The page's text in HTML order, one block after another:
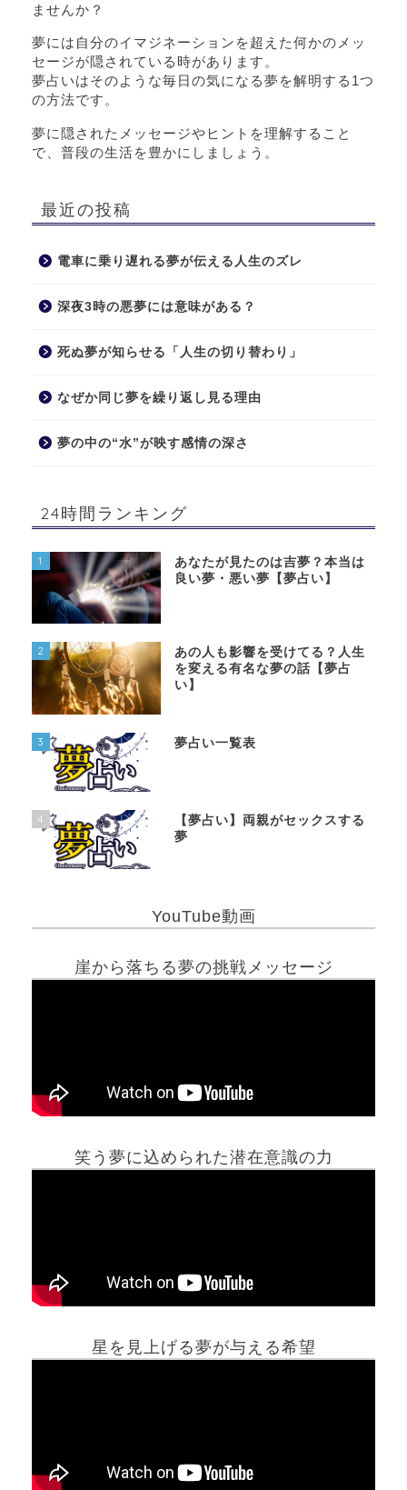
ませんか？
夢には自分のイマジネーションを超えた何かのメッ
セージが隠されている時があります。
夢占いはそのような毎日の気になる夢を解明する1つ
の方法です。
夢に隠されたメッセージやヒントを理解すること
で、普段の生活を豊かにしましょう。
最近の投稿
電車に乗り遅れる夢が伝える人生のズレ
深夜3時の悪夢には意味がある？
死ぬ夢が知らせる「人生の切り替わり」
なぜか同じ夢を繰り返し見る理由
夢の中の“水”が映す感情の深さ
24時間ランキング
1
あなたが見たのは吉夢？本当は
良い夢・悪い夢【夢占い】
2
あの人も影響を受けてる？人生
を変える有名な夢の話【夢占
い】
3 夢占い一覧表
4
【夢占い】両親がセックスする
夢
YouTube動画
崖から落ちる夢の挑戦メッセージ
笑う夢に込められた潜在意識の力
星を見上げる夢が与える希望
ホーム